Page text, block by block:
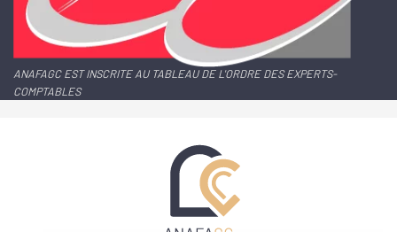
ANAFAGC EST INSCRITE AU TABLEAU DE L'ORDRE DES EXPERTS-
COMPTABLES